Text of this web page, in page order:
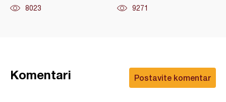
8023 9271
Postavite komentar
Komentari